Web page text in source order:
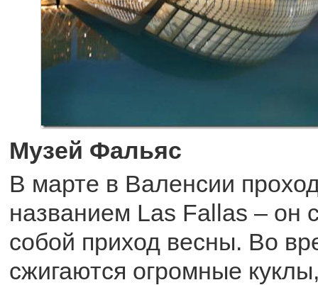
Музей Фальяс
В марте в Валенсии
названием Las Fallas – он
собой приход весны. Во
сжигаются огромные